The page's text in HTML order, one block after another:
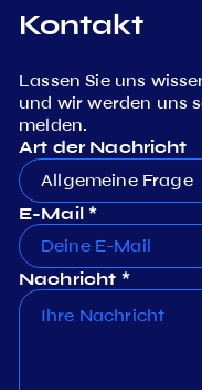
Kontakt
Lassen Sie uns
und wir werden uns
melden.
Art der Nachricht
Allgemeine Frage
E-Mail *
Nachricht *